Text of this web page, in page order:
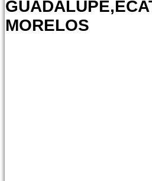
MORELOS